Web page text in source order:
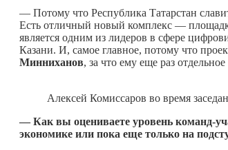
— Потому что Республика Татарстан
Есть отличный новый комплекс —
является одним из лидеров в сфере
Казани. И, самое главное, потому что
Минниханов, за что ему еще раз
Алексей Комиссаров во время
— Как вы оцениваете уровень команд-
экономике или пока еще только на